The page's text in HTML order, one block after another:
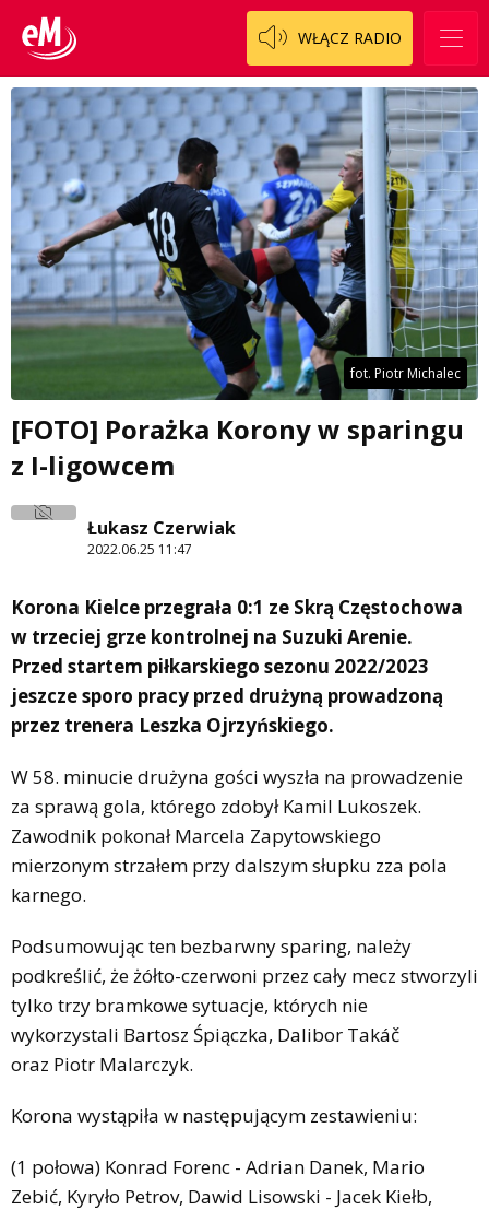
WŁĄCZ RADIO
fot. Piotr Michalec
[FOTO] Porażka Korony w sparingu
z I-ligowcem
Łukasz Czerwiak
2022.06.25 11:47
Korona Kielce przegrała 0:1 ze Skrą Częstochowa
w trzeciej grze kontrolnej na Suzuki Arenie.
Przed startem piłkarskiego sezonu 2022/2023
jeszcze sporo pracy przed drużyną prowadzoną
przez trenera Leszka Ojrzyńskiego.
W 58. minucie drużyna gości wyszła na prowadzenie
za sprawą gola, którego zdobył Kamil Lukoszek.
Zawodnik pokonał Marcela Zapytowskiego
mierzonym strzałem przy dalszym słupku zza pola
karnego.
Podsumowując ten bezbarwny sparing, należy
podkreślić, że żółto-czerwoni przez cały mecz stworzyli
tylko trzy bramkowe sytuacje, których nie
wykorzystali Bartosz Śpiączka, Dalibor Takáč
oraz Piotr Malarczyk.
Korona wystąpiła w następującym zestawieniu:
(1 połowa) Konrad Forenc - Adrian Danek, Mario
Zebić, Kyryło Petrov, Dawid Lisowski - Jacek Kiełb,